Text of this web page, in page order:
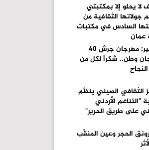
لا يحلو إلا بمكتبتي
جولاتها الثقافية من
السادس في مكتبات
عمان
الخضير: مهرجان جرش 40
وطن.. شكراً لكل من
الثقافي الصيني يُنظّم
"التناغم الأردني
على طريق الحرير"
الحجر وعين المُنقِّب